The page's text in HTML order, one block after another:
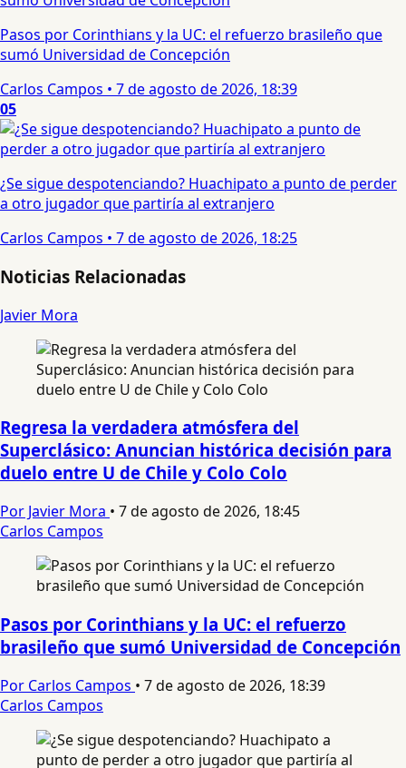
Pasos por Corinthians y la UC: el refuerzo brasileño que
sumó Universidad de Concepción
Carlos Campos • 7 de agosto de 2026, 18:39
05
¿Se sigue despotenciando? Huachipato a punto de perder
a otro jugador que partiría al extranjero
Carlos Campos • 7 de agosto de 2026, 18:25
Noticias Relacionadas
Javier Mora
Regresa la verdadera atmósfera del
Superclásico: Anuncian histórica decisión para
duelo entre U de Chile y Colo Colo
Por Javier Mora • 7 de agosto de 2026, 18:45
Carlos Campos
Pasos por Corinthians y la UC: el refuerzo
brasileño que sumó Universidad de Concepción
Por Carlos Campos • 7 de agosto de 2026, 18:39
Carlos Campos